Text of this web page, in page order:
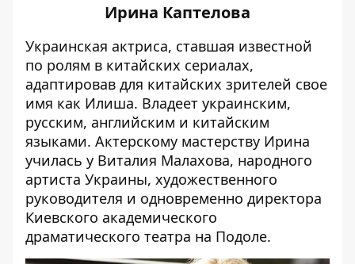
Ирина Каптелова
Украинская актриса, ставшая известной
по ролям в китайских сериалах,
адаптировав для китайских зрителей свое
имя как Илиша. Владеет украинским,
русским, английским и китайским
языками. Актерскому мастерству Ирина
училась у Виталия Малахова, народного
артиста Украины, художественного
руководителя и одновременно директора
Киевского академического
драматического театра на Подоле.